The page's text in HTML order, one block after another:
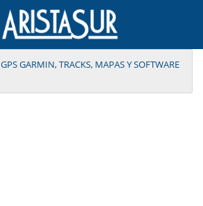
GPS GARMIN, TRACKS, MAPAS Y SOFTWARE